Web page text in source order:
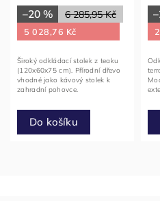
6 285,95 Kč
–20 %
5 028,76 Kč
Do košíku
Široký odkládací stolek z teaku
(120x60x75 cm). Přírodní dřevo
vhodné jako kávový stolek k
zahradní pohovce.